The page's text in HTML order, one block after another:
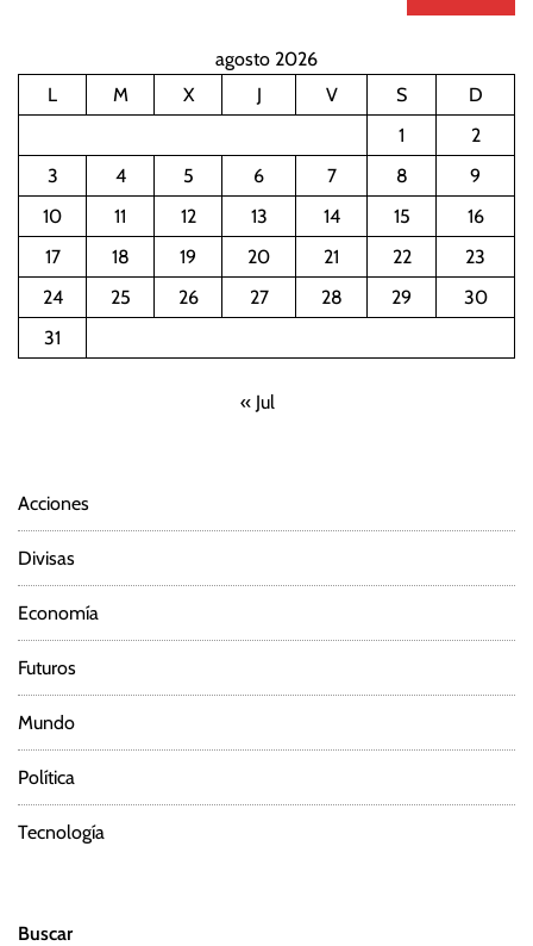
agosto 2026
L
M X J V S
D
1
2
3
4 5 6 7 8
9
10
11 12 13 14 15
16
17
18 19 20 21 22
23
24
25 26 27 28 29
30
31
« Jul
Acciones
Divisas
Economía
Futuros
Mundo
Política
Tecnología
Buscar